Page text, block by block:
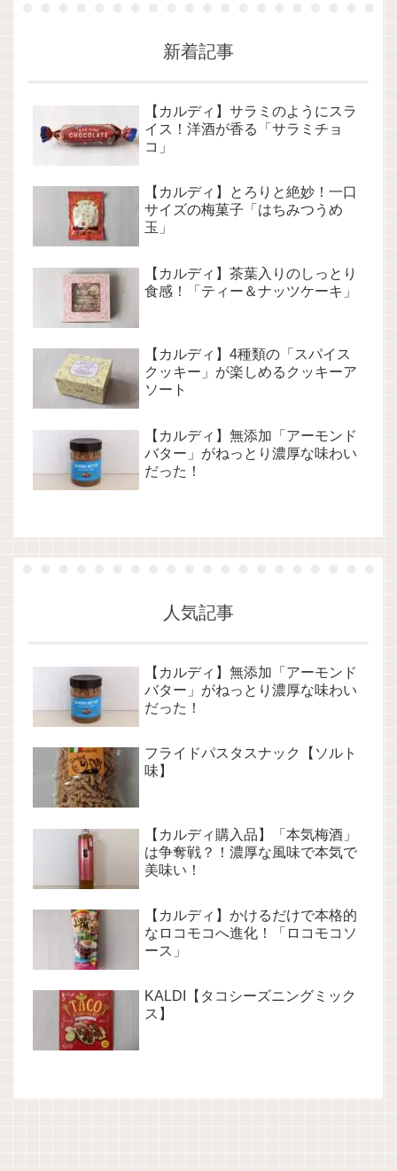
新着記事
【カルディ】サラミのようにスラ
イス！洋酒が香る「サラミチョ
コ」
【カルディ】とろりと絶妙！一口
サイズの梅菓子「はちみつうめ
玉」
【カルディ】茶葉入りのしっとり
食感！「ティー＆ナッツケーキ」
【カルディ】4種類の「スパイス
クッキー」が楽しめるクッキーア
ソート
【カルディ】無添加「アーモンド
バター」がねっとり濃厚な味わい
だった！
人気記事
【カルディ】無添加「アーモンド
バター」がねっとり濃厚な味わい
だった！
フライドパスタスナック【ソルト
味】
【カルディ購入品】「本気梅酒」
は争奪戦？！濃厚な風味で本気で
美味い！
【カルディ】かけるだけで本格的
なロコモコへ進化！「ロコモコソ
ース」
KALDI【タコシーズニングミック
ス】